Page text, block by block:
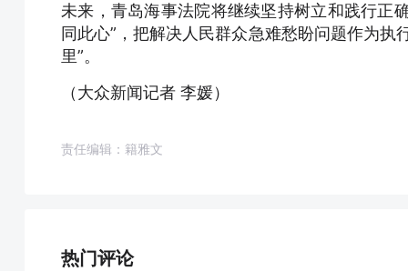
未来，青岛海事法院将继续坚持树立和践行正
同此心”，把解决人民群众急难愁盼问题作为
里”。
（大众新闻记者 李媛）
责任编辑：籍雅文
热门评论